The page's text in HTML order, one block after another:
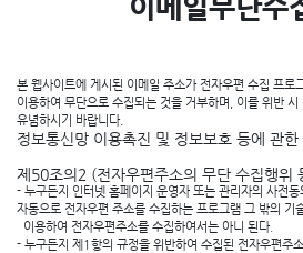
이메일무단수
본 웹사이트에 게시된 이메일 주소가 전자우편 수집 프로
이용하여 무단으로 수집되는 것을 거부하며, 이를 위반
유념하시기 바랍니다.
정보통신망 이용촉진 및 정보보호 등에 관한
제50조의2 (전자우편주소의 무단 수집행위
- 누구든지 인터넷 홈페이지 운영자 또는 관리자의 사전
자동으로 전자우편 주소를 수집하는 프로그램 그 밖의 기
이용하여 전자우편주소를 수집하여서는 아니 된다.
- 누구든지 제1항의 규정을 위반하여 수집된 전자우편주